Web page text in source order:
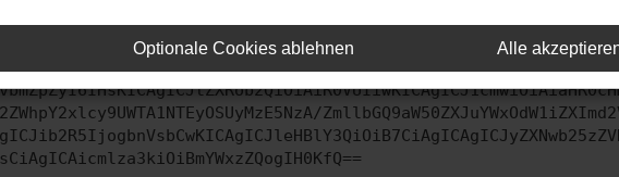
uns bitte. Wir werden versuchen, das Problem zu beheben. Du kannst
Optionale Cookies ablehnen Alle